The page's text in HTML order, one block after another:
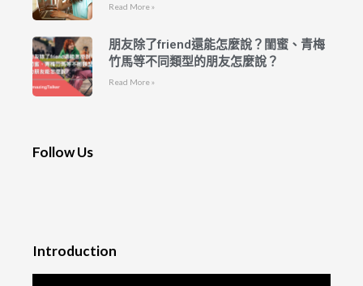
Read More »
朋友除了friend還能怎麼說？閨蜜、青梅
竹馬等不同類型的朋友怎麼說？
Read More »
Follow Us
Introduction